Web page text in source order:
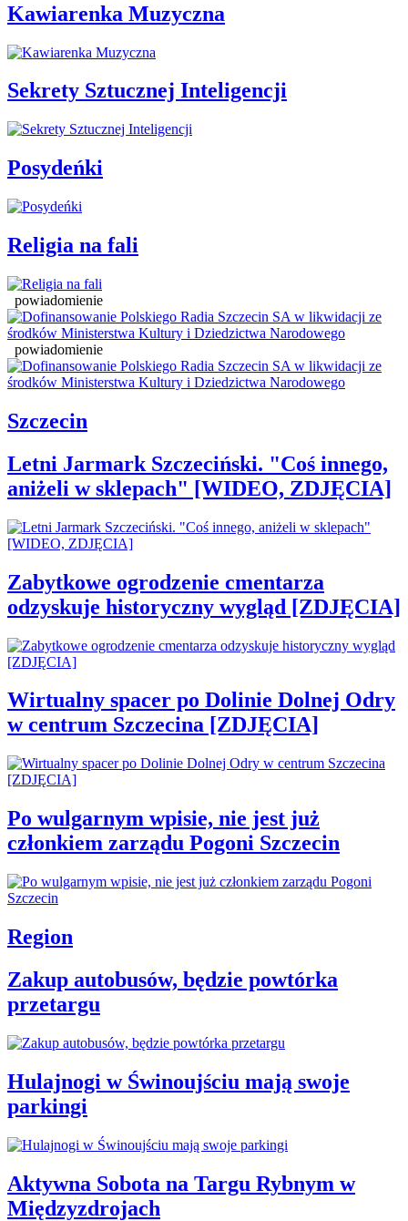
Kawiarenka Muzyczna
Sekrety Sztucznej Inteligencji
Posydeńki
Religia na fali
powiadomienie
powiadomienie
Szczecin
Letni Jarmark Szczeciński. "Coś innego,
aniżeli w sklepach" [WIDEO, ZDJĘCIA]
Zabytkowe ogrodzenie cmentarza
odzyskuje historyczny wygląd [ZDJĘCIA]
Wirtualny spacer po Dolinie Dolnej Odry
w centrum Szczecina [ZDJĘCIA]
Po wulgarnym wpisie, nie jest już
członkiem zarządu Pogoni Szczecin
Region
Zakup autobusów, będzie powtórka
przetargu
Hulajnogi w Świnoujściu mają swoje
parkingi
Aktywna Sobota na Targu Rybnym w
Międzyzdrojach